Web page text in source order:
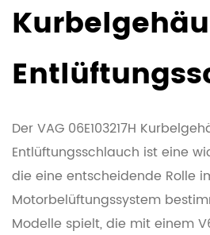
Der VAG 06E103217H
Entlüftungsschlauch ist eine
die eine entscheidende Rolle
Motorbelüftungssystem
Modelle spielt, die mit einem